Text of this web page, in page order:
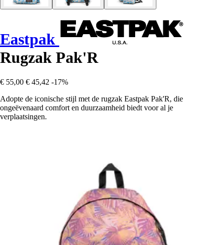
Eastpak
Rugzak Pak'R
€ 55,00 € 45,42 -17%
Adopte de iconische stijl met de rugzak Eastpak Pak'R, die
ongeëvenaard comfort en duurzaamheid biedt voor al je
verplaatsingen.